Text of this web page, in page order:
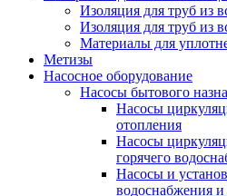
Изоляция для труб из
Изоляция для труб из
Материалы для
Метизы
Насосное оборудование
Насосы бытового
Насосы
отопления
Насосы
горячего
Насосы и
водоснабжения